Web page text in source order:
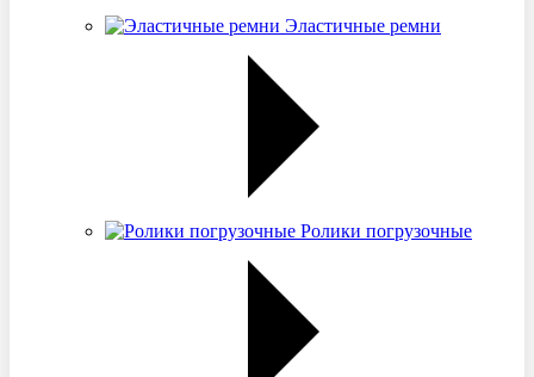
Эластичные ремни
Ролики погрузочные